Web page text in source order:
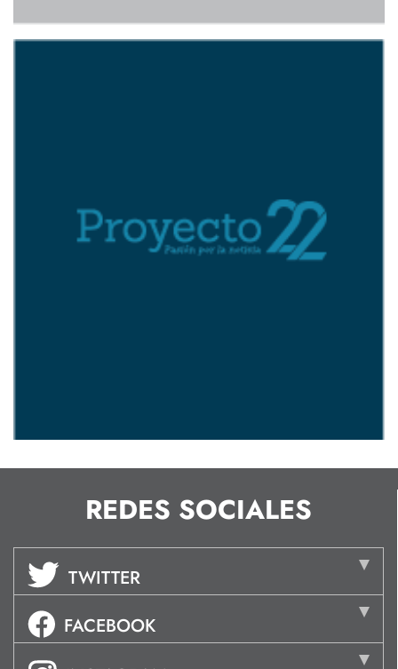
REDES SOCIALES
TWITTER
FACEBOOK